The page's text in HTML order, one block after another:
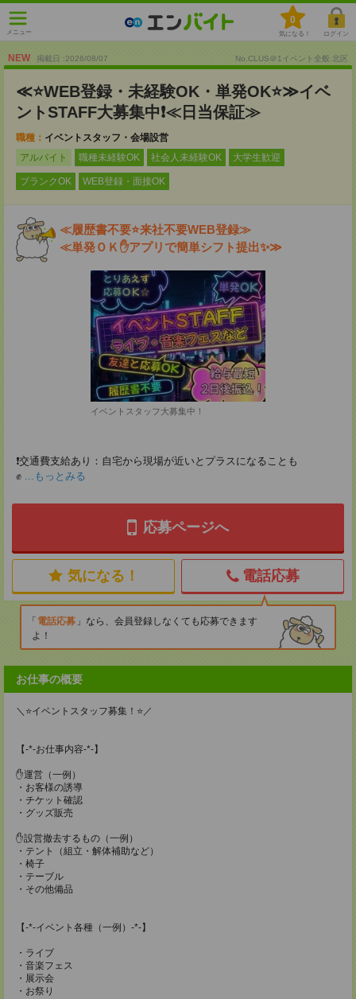
メニュー
0
気になる！ ログイン
NEW 掲載日 :2026/08/07 No.CLUS＠1イベント全般.北区
≪⭐WEB登録・未経験OK・単発OK⭐≫イベ
ントSTAFF大募集中❗≪日当保証≫
職種： イベントスタッフ・会場設営
アルバイト
職種未経験OK 社会人未経験OK 大学生歓迎
ブランクOK WEB登録・面接OK
≪履歴書不要⭐来社不要WEB登録≫
≪単発ＯＫ✋アプリで簡単シフト提出✨≫
イベントスタッフ大募集中！
❗交通費支給あり：自宅から現場が近いとプラスになることも
✊ ...もっとみる
応募ページへ
気になる！ 電話応募
電話応募
なら、会員登録しなくても応募できます
よ！
お仕事の概要
＼⭐イベントスタッフ募集！⭐／
【-*-お仕事内容-*-】
✋運営（一例）
・お客様の誘導
・チケット確認
・グッズ販売
✋設営撤去するもの（一例）
・テント（組立・解体補助など）
・椅子
・テーブル
・その他備品
【-*-イベント各種（一例）-*-】
・ライブ
・音楽フェス
・展示会
・お祭り